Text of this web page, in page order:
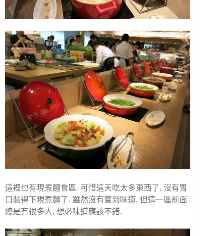
這裡也有現煮麵食區. 可惜這天吃太多東西了, 沒有胃
口裝得下現煮麵了. 雖然沒有嘗到味道, 但這一區前面
總是有很多人, 想必味道應該不錯.